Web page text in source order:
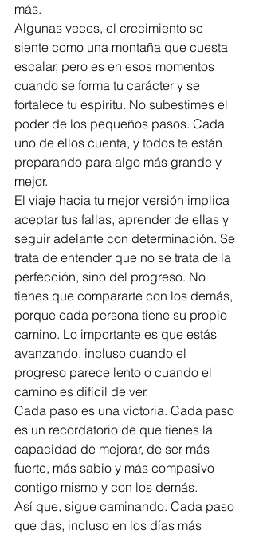
más.
Algunas veces, el crecimiento se
siente como una montaña que cuesta
escalar, pero es en esos momentos
cuando se forma tu carácter y se
fortalece tu espíritu. No subestimes el
poder de los pequeños pasos. Cada
uno de ellos cuenta, y todos te están
preparando para algo más grande y
mejor.
El viaje hacia tu mejor versión implica
aceptar tus fallas, aprender de ellas y
seguir adelante con determinación. Se
trata de entender que no se trata de la
perfección, sino del progreso. No
tienes que compararte con los demás,
porque cada persona tiene su propio
camino. Lo importante es que estás
avanzando, incluso cuando el
progreso parece lento o cuando el
camino es difícil de ver.
Cada paso es una victoria. Cada paso
es un recordatorio de que tienes la
capacidad de mejorar, de ser más
fuerte, más sabio y más compasivo
contigo mismo y con los demás.
Así que, sigue caminando. Cada paso
que das, incluso en los días más